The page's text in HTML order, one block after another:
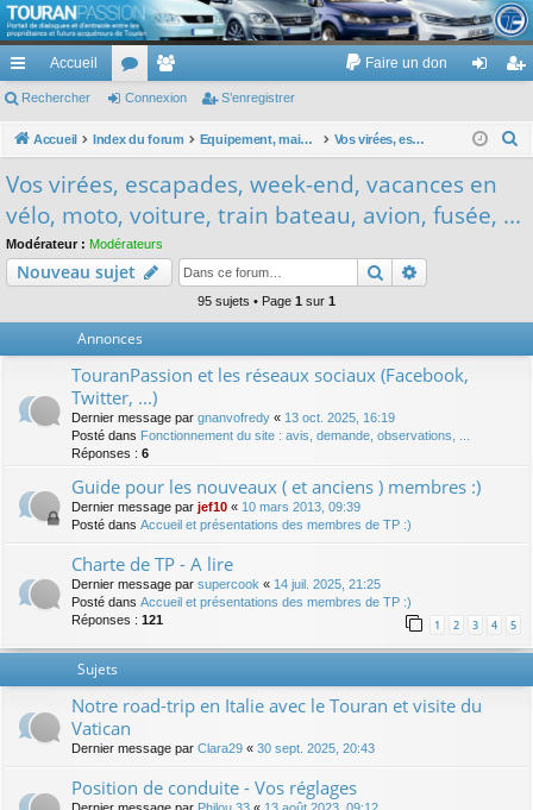
TouranPassion
Le forum des propriétaires ou futurs acquéreurs du Volkswagen Touran
cc
ès
de
Accueil
or
u
e
m
es
Faire un don
ne
on
nr
Rechercher Connexion S’enregistrer
Accueil Index du forum Equipement, maison, famille, passion, hobby, détente, ... Vos virées, escapades, week-end, vacances en vélo, moto, voiture, train bateau, avion, fusée, ...
h
Vos virées, escapades, week-end, vacances en
vélo, moto, voiture, train bateau, avion, fusée, ...
Modérateur : Modérateurs
Nouveau sujet Rechercher
95 sujets • Page 1 sur 1
Annonces
TouranPassion et les réseaux sociaux (Facebook,
Twitter, ...)
Dernier message par gnanvofredy « 13 oct. 2025, 16:19
Posté dans Fonctionnement du site : avis, demande, observations, ...
Réponses : 6
Guide pour les nouveaux ( et anciens ) membres :)
Dernier message par jef10 « 10 mars 2013, 09:39
Posté dans Accueil et présentations des membres de TP :)
Charte de TP - A lire
Dernier message par supercook « 14 juil. 2025, 21:25
Posté dans Accueil et présentations des membres de TP :)
Réponses : 121 1 2 3 4 5
Sujets
Notre road-trip en Italie avec le Touran et visite du
Vatican
Dernier message par Clara29 « 30 sept. 2025, 20:43
Position de conduite - Vos réglages